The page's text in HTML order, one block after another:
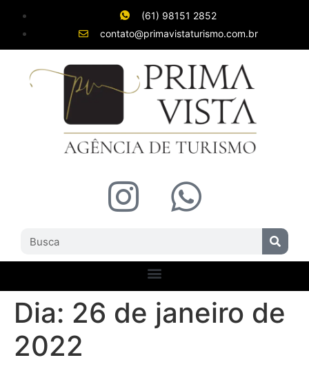
(61) 98151 2852
contato@primavistaturismo.com.br
Dia: 26 de janeiro de
2022